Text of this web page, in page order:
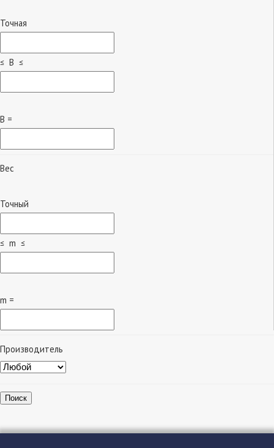
Точная
≤ B ≤
B =
Вес
Точный
≤ m ≤
m =
Производитель
Поиск